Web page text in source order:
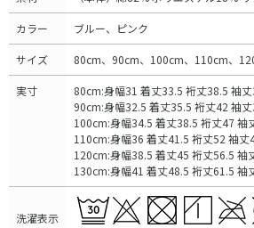
カラー ブルー、ピンク
サイズ 80cm、90cm、100cm、110cm、
実寸
80cm:身幅31 着丈33.5 裄丈38.5 袖
90cm:身幅32.5 着丈35.5 裄丈42 袖
100cm:身幅34.5 着丈38.5 裄丈47 袖
110cm:身幅36 着丈41.5 裄丈52 袖丈
120cm:身幅38.5 着丈45 裄丈56.5 袖
130cm:身幅41 着丈48.5 裄丈61.5 袖
洗濯表示